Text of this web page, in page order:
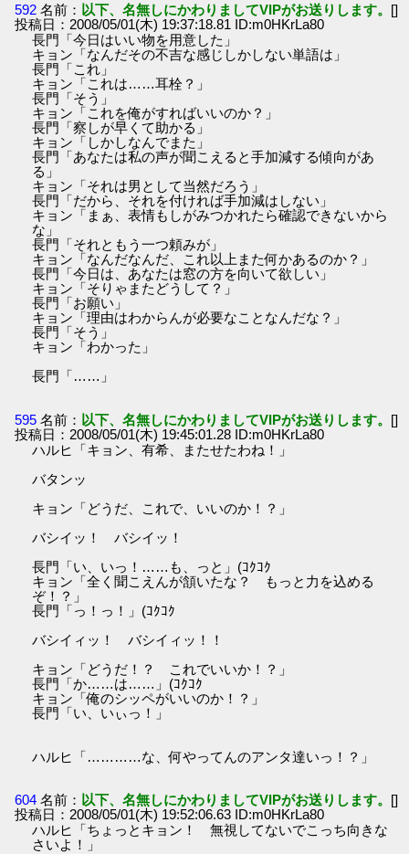
592 名前： 以下、名無しにかわりましてVIPがお送りします。 []
投稿日：2008/05/01(木) 19:37:18.81 ID:m0HKrLa80
長門「今日はいい物を用意した」
キョン「なんだその不吉な感じしかしない単語は」
長門「これ」
キョン「これは……耳栓？」
長門「そう」
キョン「これを俺がすればいいのか？」
長門「察しが早くて助かる」
キョン「しかしなんでまた」
長門「あなたは私の声が聞こえると手加減する傾向があ
る」
キョン「それは男として当然だろう」
長門「だから、それを付ければ手加減はしない」
キョン「まぁ、表情もしがみつかれたら確認できないから
な」
長門「それともう一つ頼みが」
キョン「なんだなんだ、これ以上また何かあるのか？」
長門「今日は、あなたは窓の方を向いて欲しい」
キョン「そりゃまたどうして？」
長門「お願い」
キョン「理由はわからんが必要なことなんだな？」
長門「そう」
キョン「わかった」
長門「……」
595 名前： 以下、名無しにかわりましてVIPがお送りします。 []
投稿日：2008/05/01(木) 19:45:01.28 ID:m0HKrLa80
ハルヒ「キョン、有希、またせたわね！」
バタンッ
キョン「どうだ、これで、いいのか！？」
バシイッ！ バシイッ！
長門「い、いっ！……も、っと」(ｺｸｺｸ
キョン「全く聞こえんが頷いたな？ もっと力を込める
ぞ！？」
長門「っ！っ！」(ｺｸｺｸ
バシイィッ！ バシイィッ！！
キョン「どうだ！？ これでいいか！？」
長門「か……は……」(ｺｸｺｸ
キョン「俺のシッペがいいのか！？」
長門「い、いぃっ！」
ハルヒ「…………な、何やってんのアンタ達いっ！？」
604 名前： 以下、名無しにかわりましてVIPがお送りします。 []
投稿日：2008/05/01(木) 19:52:06.63 ID:m0HKrLa80
ハルヒ「ちょっとキョン！ 無視してないでこっち向きな
さいよ！」